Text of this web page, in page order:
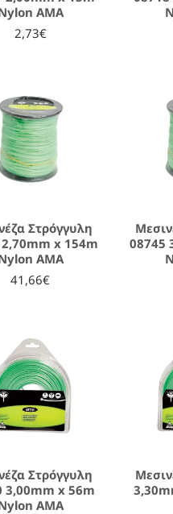
AMA
2,73€
Στρόγγυλη
x 154m
AMA
41,66€
08745
Στρόγγυλη
3,00mm x 56m
AMA